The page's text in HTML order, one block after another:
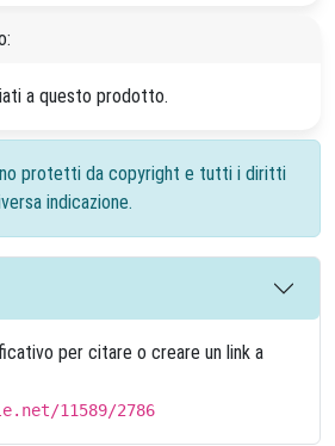
a questo prodotto.
protetti da copyright e tutti i diritti
indicazione.
per citare o creare un link a
11589/2786